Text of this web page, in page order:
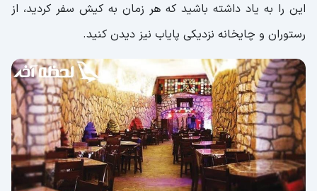
این را به یاد داشته باشید که هر زمان به کیش سفر کردید، از
رستوران و چایخانه نزدیکی پایاب نیز دیدن کنید.